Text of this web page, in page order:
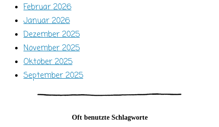
Februar 2026
Januar 2026
Dezember 2025
November 2025
Oktober 2025
September 2025
Oft benutzte Schlagworte